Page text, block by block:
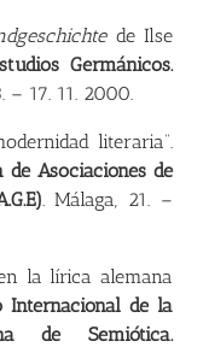
de Ilse
Germánicos.
– 17. 11. 2000.
literaria”.
de Asociaciones de
. Málaga, 21. –
la lírica alemana
Internacional de la
de Semiótica.